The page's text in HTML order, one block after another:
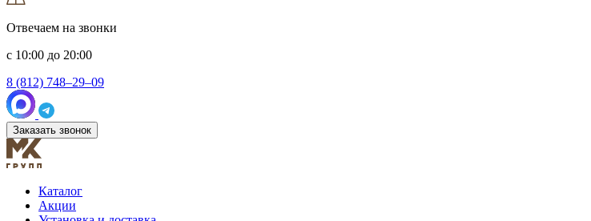
Отвечаем на звонки
с 10:00 до 20:00
8 (812) 748–29–09
Заказать звонок
Каталог
Акции